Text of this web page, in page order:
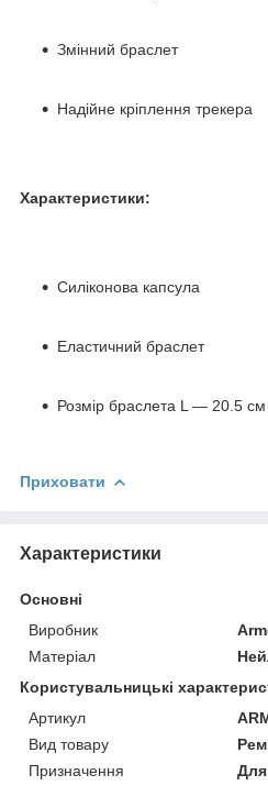
Змінний браслет
Надійне кріплення трекера
Характеристики:
Силіконова капсула
Еластичний браслет
Розмір браслета L — 20.5 см
Приховати
Характеристики
Основні
Виробник
Матеріал
Користувальницькі
Артикул
Вид товару
Призначення
Для